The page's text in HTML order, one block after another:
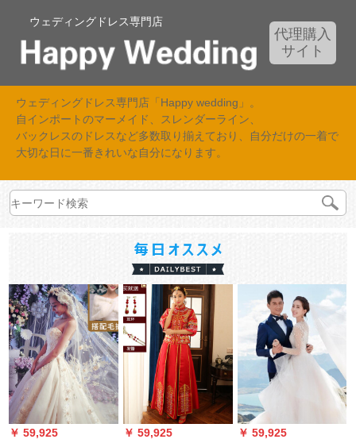
ウェディングドレス専門店
代理購入
サイト
ウェディングドレス専門店「Happy wedding」。
自インポートのマーメイド、スレンダーライン、
バックレスのドレスなど多数取り揃えており、自分だけの一着で
大切な日に一番きれいな自分になります。
￥ 59,925
￥ 59,925
￥ 59,925